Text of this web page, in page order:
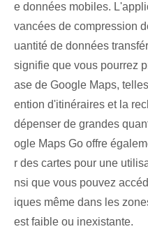
e données mobiles.
vancées de compression
uantité de données
signifie que vous pourrez
ase de Google Maps,
ention d'itinéraires et la
dépenser de grandes
ogle Maps Go offre
r des cartes pour une
nsi que vous pouvez
iques même dans les
est faible ou inexistante.